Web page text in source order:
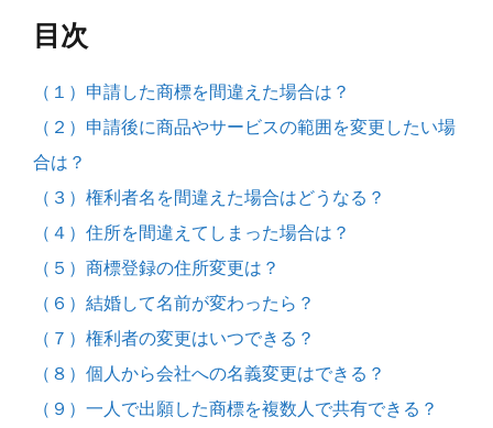
目次
（１）申請した商標を間違えた場合は？
（２）申請後に商品やサービスの範囲を変更したい場
合は？
（３）権利者名を間違えた場合はどうなる？
（４）住所を間違えてしまった場合は？
（５）商標登録の住所変更は？
（６）結婚して名前が変わったら？
（７）権利者の変更はいつできる？
（８）個人から会社への名義変更はできる？
（９）一人で出願した商標を複数人で共有できる？